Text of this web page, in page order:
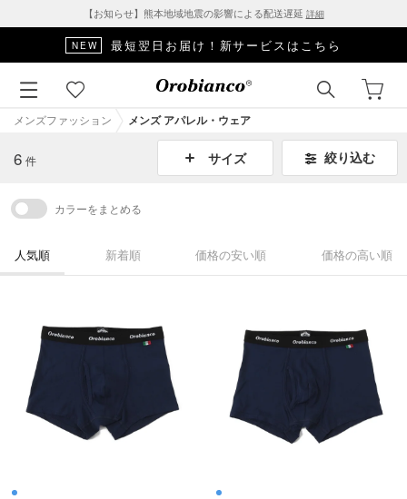
【お知らせ】熊本地域地震の影響による配送遅延 詳細
NEW 最短翌日お届け！新サービスはこちら
メンズファッション メンズ アパレル・ウェア
6 件 サイズ 絞り込む
カラーをまとめる
人気順 新着順 価格の安い順 価格の高い順